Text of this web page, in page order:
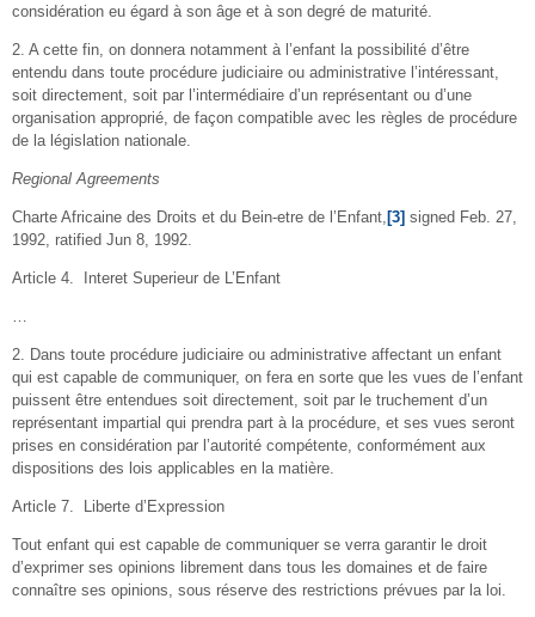
considération eu égard à son âge et à son degré de maturité.
2. A cette fin, on donnera notamment à l’enfant la possibilité d’être
entendu dans toute procédure judiciaire ou administrative l’intéressant,
soit directement, soit par l’intermédiaire d’un représentant ou d’une
organisation approprié, de façon compatible avec les règles de procédure
de la législation nationale.
Regional Agreements
Charte Africaine des Droits et du Bein-etre de l’Enfant, [3] signed Feb. 27,
1992, ratified Jun 8, 1992.
Article 4. Interet Superieur de L’Enfant
2. Dans toute procédure judiciaire ou administrative affectant un enfant
qui est capable de communiquer, on fera en sorte que les vues de l’enfant
puissent être entendues soit directement, soit par le truchement d’un
représentant impartial qui prendra part à la procédure, et ses vues seront
prises en considération par l’autorité compétente, conformément aux
dispositions des lois applicables en la matière.
Article 7. Liberte d’Expression
Tout enfant qui est capable de communiquer se verra garantir le droit
d’exprimer ses opinions librement dans tous les domaines et de faire
connaître ses opinions, sous réserve des restrictions prévues par la loi.